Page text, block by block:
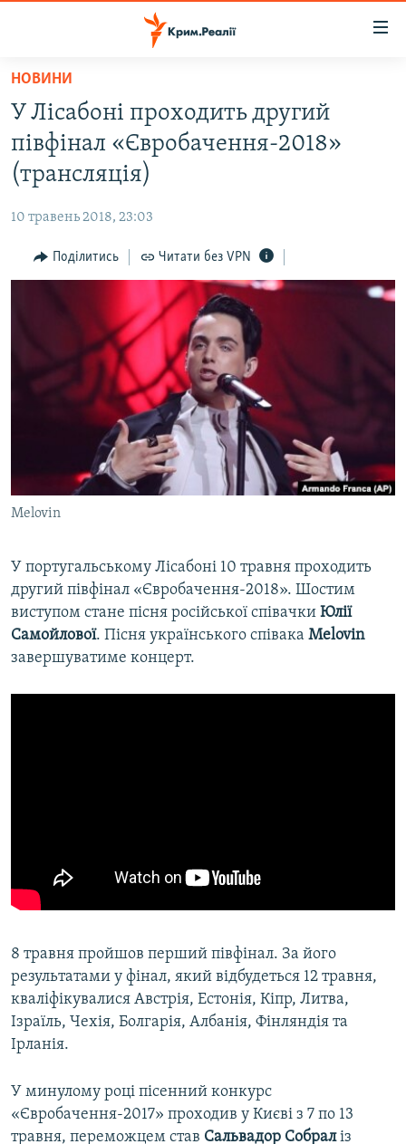
Перейти
основного
матеріалу
Перейти
до
основної
навігації
Перейти
до
ВОДА.КРИМ
ВІДЕО ТА ФОТО
БЛОГИ
ПОГЛЯД
ВСЕ ЗА ДЕНЬ
СПЕЦПРОЕКТИ
ДЕПОРТАЦІЯ
ВІДЕОУРОКИ «ELIFBE»
СВІДЧЕННЯ ОКУПАЦІЇ
УКРАЇНСЬКА ПРОБЛЕМА КРИМУ
ІНФОГРАФІКА
ЯК ОБІЙТИ БЛОКУВАННЯ
Qırımtatar
ДОЛУЧАЙСЯ!
Усі сайти RFE/RL
НОВИНИ
У Лісабоні проходить другий
півфінал «Євробачення-2018»
(трансляція)
10 травень 2018, 23:03
Поділитись Читати без VPN
Melovin
У португальському Лісабоні 10 травня проходить
другий півфінал «Євробачення-2018». Шостим
виступом стане пісня російської співачки Юлії
Самойлової. Пісня українського співака Melovin
завершуватиме концерт.
8 травня пройшов перший півфінал. За його
результатами у фінал, який відбудеться 12 травня,
кваліфікувалися Австрія, Естонія, Кіпр, Литва,
Ізраїль, Чехія, Болгарія, Албанія, Фінляндія та
Ірланія.
У минулому році пісенний конкурс
«Євробачення-2017» проходив у Києві з 7 по 13
травня, переможцем став Сальвадор Собраліз